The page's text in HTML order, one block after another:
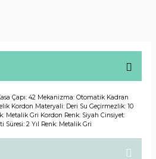
Çapı: 42 Mekanizma: Otomatik Kadran
Kordon Materyali: Deri Su Geçirmezlik: 10
Metalik Gri Kordon Renk: Siyah Cinsiyet:
Süresi: 2 Yıl Renk: Metalik Gri